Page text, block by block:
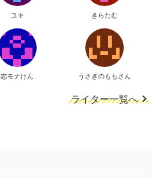
ユキ きらたむ
志モナけん うさぎのももさん
ライター一覧へ